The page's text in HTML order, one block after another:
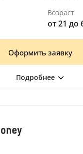
Возраст
от 21 до
Оформить заявку